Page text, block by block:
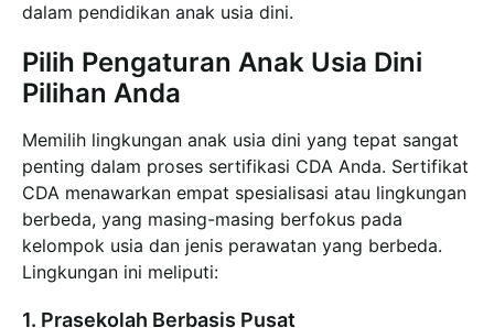
dalam pendidikan anak usia dini.
Pilih Pengaturan Anak Usia Dini
Pilihan Anda
Memilih lingkungan anak usia dini yang tepat sangat
penting dalam proses sertifikasi CDA Anda. Sertifikat
CDA menawarkan empat spesialisasi atau lingkungan
berbeda, yang masing-masing berfokus pada
kelompok usia dan jenis perawatan yang berbeda.
Lingkungan ini meliputi:
1. Prasekolah Berbasis Pusat